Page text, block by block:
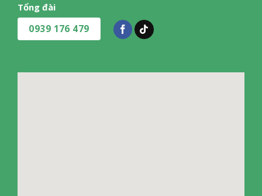
Tổng đài
0939 176 479